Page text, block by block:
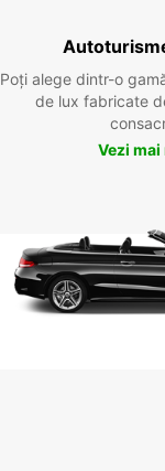
Poți alege dintr-o
de lux fabricate
Vezi